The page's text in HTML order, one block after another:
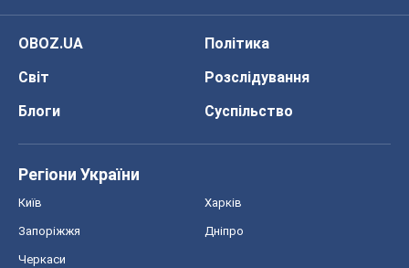
OBOZ.UA
Політика
Світ
Розслідування
Блоги
Суспільство
Регіони України
Київ Харків
Запоріжжя Дніпро
Черкаси